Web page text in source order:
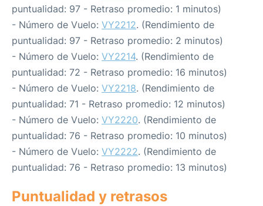
puntualidad: 97 - Retraso promedio: 1 minutos)
- Número de Vuelo: VY2212. (Rendimiento de
puntualidad: 97 - Retraso promedio: 2 minutos)
- Número de Vuelo: VY2214. (Rendimiento de
puntualidad: 72 - Retraso promedio: 16 minutos)
- Número de Vuelo: VY2218. (Rendimiento de
puntualidad: 71 - Retraso promedio: 12 minutos)
- Número de Vuelo: VY2220. (Rendimiento de
puntualidad: 76 - Retraso promedio: 10 minutos)
- Número de Vuelo: VY2222. (Rendimiento de
puntualidad: 76 - Retraso promedio: 13 minutos)
Puntualidad y retrasos